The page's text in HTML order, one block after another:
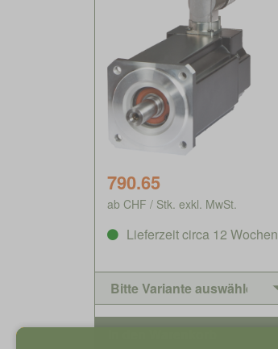
790.65
ab CHF / Stk. exkl. MwSt.
Lieferzeit circa 12 Wochen